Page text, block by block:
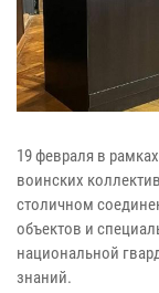
19 февраля в
воинских
столичном
объектов и
национальной
знаний.